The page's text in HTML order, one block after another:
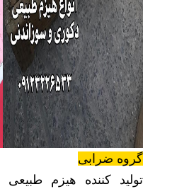
گروه ضرابی
تولید کننده هیزم